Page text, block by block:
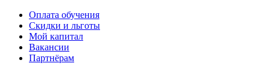
Оплата обучения
Скидки и льготы
Мой капитал
Вакансии
Партнёрам